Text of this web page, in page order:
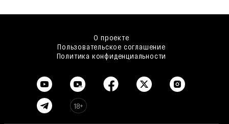
О проекте
Пользовательское соглашение
Политика конфиденциальности
18+